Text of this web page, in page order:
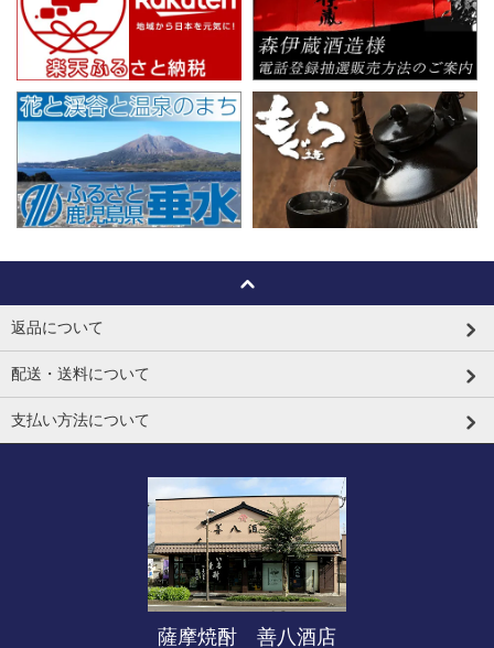
返品について
配送・送料について
支払い方法について
薩摩焼酎 善八酒店